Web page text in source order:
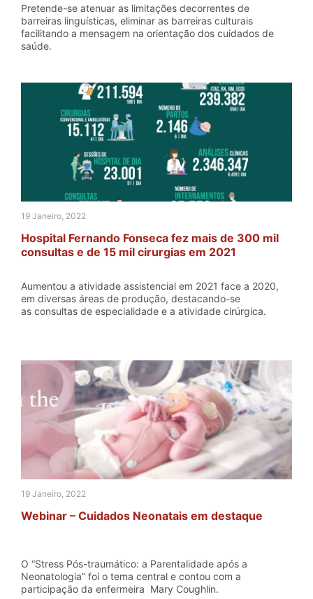
Pretende-se atenuar as limitações decorrentes de
barreiras linguísticas, eliminar as barreiras culturais
facilitando a mensagem na orientação dos cuidados de
saúde.
19 Janeiro, 2022
Hospital Fernando Fonseca fez mais de 300 mil
consultas e de 15 mil cirurgias em 2021
Aumentou a atividade assistencial em 2021 face a 2020,
em diversas áreas de produção, destacando-se
as consultas de especialidade e a atividade cirúrgica.
19 Janeiro, 2022
Webinar – Cuidados Neonatais em destaque
O “Stress Pós-traumático: a Parentalidade após a
Neonatologia” foi o tema central e contou com a
participação da enfermeira Mary Coughlin.